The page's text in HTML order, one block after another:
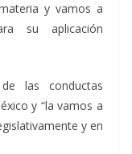
y vamos a
su aplicación
las conductas
y “la vamos a
y en